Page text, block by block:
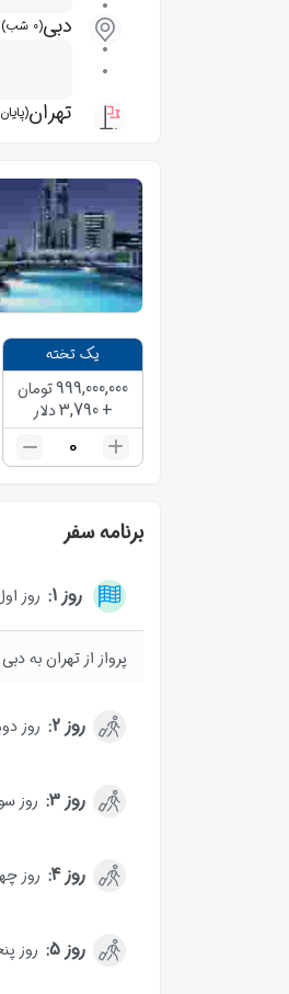
دبی(0 شب)
تهران
یک تخته
999,000,000تومان
+
3,790دلار
0
برنامه سفر
روز 1: روز
پرواز از تهران به
روز 2: روز
روز 3: روز
روز 4: روز
روز 5: روز